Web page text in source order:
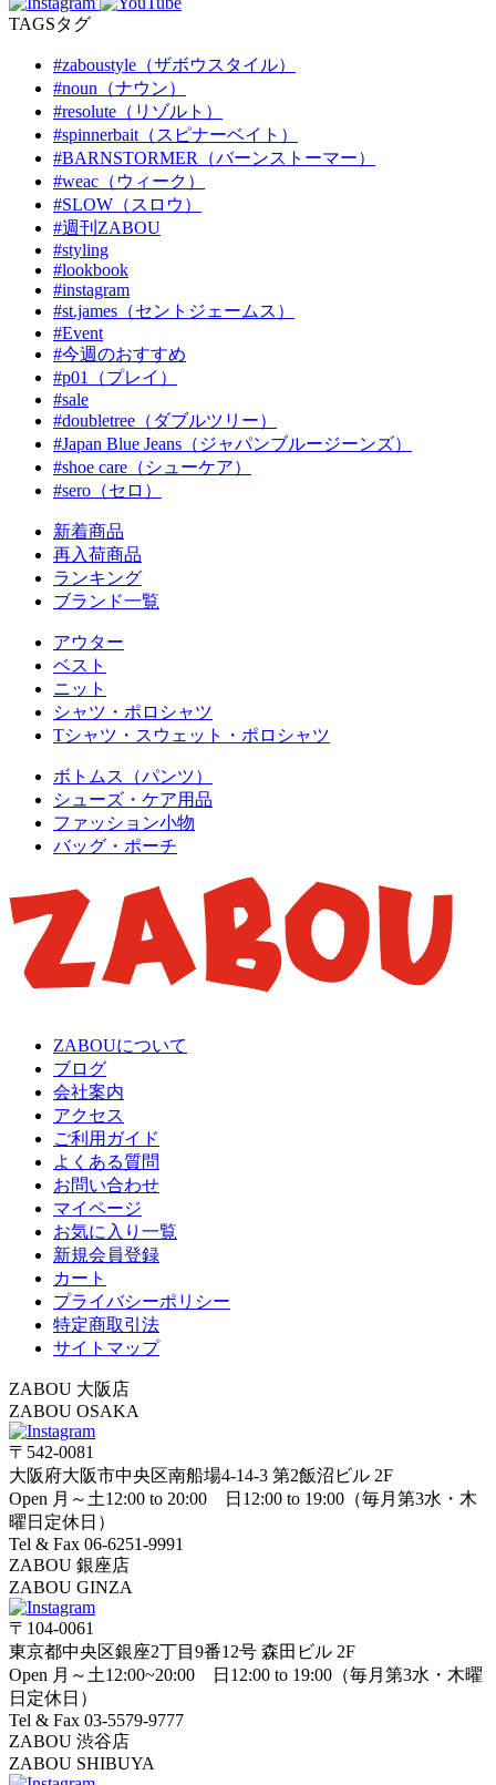
TAGSタグ
#zaboustyle（ザボウスタイル）
#noun（ナウン）
#resolute（リゾルト）
#spinnerbait（スピナーベイト）
#BARNSTORMER（バーンストーマー）
#weac（ウィーク）
#SLOW（スロウ）
#週刊ZABOU
#styling
#lookbook
#instagram
#st.james（セントジェームス）
#Event
#今週のおすすめ
#p01（プレイ）
#sale
#doubletree（ダブルツリー）
#Japan Blue Jeans（ジャパンブルージーンズ）
#shoe care（シューケア）
#sero（セロ）
新着商品
再入荷商品
ランキング
ブランド一覧
アウター
ベスト
ニット
シャツ・ポロシャツ
Tシャツ・スウェット・ポロシャツ
ボトムス（パンツ）
シューズ・ケア用品
ファッション小物
バッグ・ポーチ
ZABOUについて
ブログ
会社案内
アクセス
ご利用ガイド
よくある質問
お問い合わせ
マイページ
お気に入り一覧
新規会員登録
カート
プライバシーポリシー
特定商取引法
サイトマップ
ZABOU 大阪店
ZABOU OSAKA
〒542-0081
大阪府大阪市中央区南船場4-14-3 第2飯沼ビル 2F
Open 月～土12:00 to 20:00 日12:00 to 19:00（毎月第3水・木
曜日定休日）
Tel & Fax 06-6251-9991
ZABOU 銀座店
ZABOU GINZA
〒104-0061
東京都中央区銀座2丁目9番12号 森田ビル 2F
Open 月～土12:00~20:00 日12:00 to 19:00（毎月第3水・木曜
日定休日）
Tel & Fax 03-5579-9777
ZABOU 渋谷店
ZABOU SHIBUYA